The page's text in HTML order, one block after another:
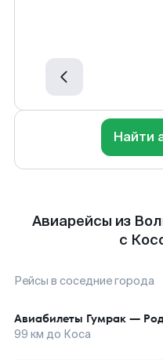
Найти
Авиарейсы из
с
Рейсы в соседние города
Авиабилеты Гумрак —
99 км до Коса